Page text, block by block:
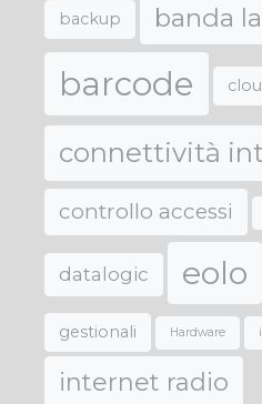
backup banda
barcode
connettività
controllo accessi
datalogic eolo
gestionali Hardware
internet radio